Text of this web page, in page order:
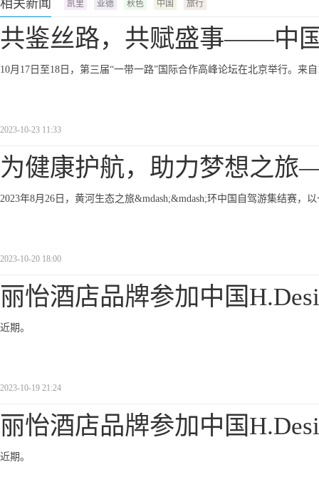
相关新闻 凯里 亚德 秋色 中国 旅行
共鉴丝路，共赋盛事——中
10月17日至18日，第三届“一带一路”国际合作高峰论坛在北京举行。来
2023-10-23 11:33
为健康护航，助力梦想之
2023年8月26日，黄河生态之旅&mdash;&mdash;环中国自驾游集结赛，
2023-10-20 18:00
丽怡酒店品牌参加中国
近期。
2023-10-19 21:24
丽怡酒店品牌参加中国
近期。